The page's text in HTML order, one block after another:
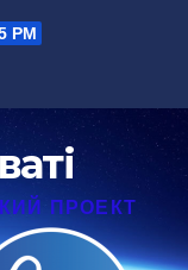
PM
ПРОЕКТ